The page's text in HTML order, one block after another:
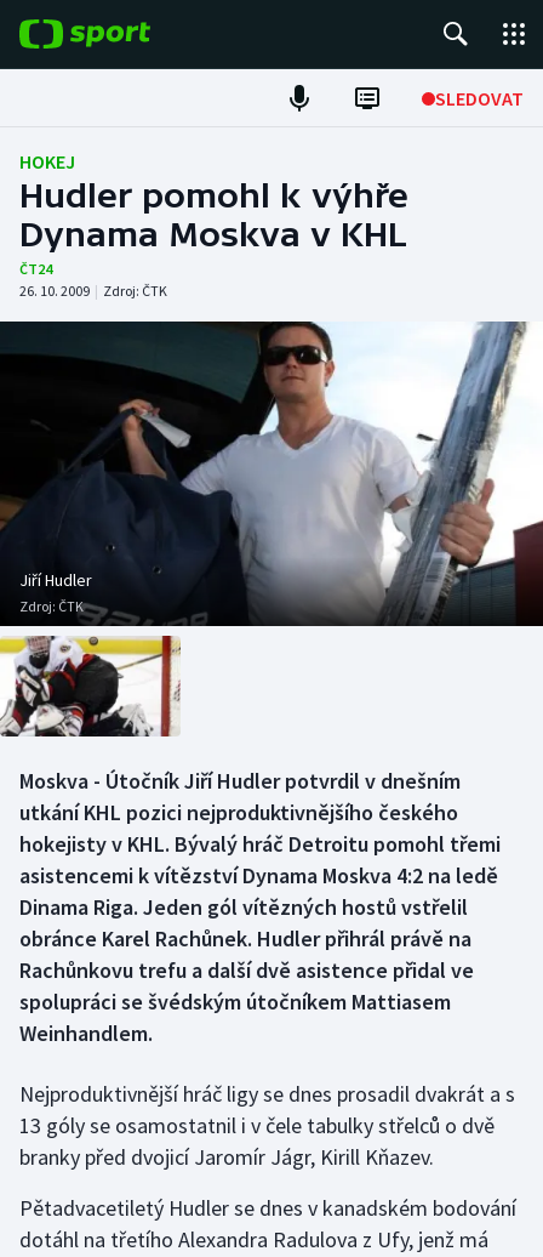
SLEDOVAT
Fotbal
Hokej
Tenis
Atletika
DALŠÍ SPORTY
Americký fotbal
Baseball a softbal
Basketbal
Biatlon
Boby a skeleton
Box
Curling
Dostihy
Florbal
Futsal
Golf
Gymnastika
Házená
NEPŘEHLÉDNĚTE
Historické návraty
Aplikace ČT sport
AZ kvíz
HOKEJ
Hudler pomohl k výhře
Dynama Moskva v KHL
ČT24
26. 10. 2009 | Zdroj: ČTK
Jiří Hudler
Zdroj: ČTK
Moskva - Útočník Jiří Hudler potvrdil v dnešním
utkání KHL pozici nejproduktivnějšího českého
hokejisty v KHL. Bývalý hráč Detroitu pomohl třemi
asistencemi k vítězství Dynama Moskva 4:2 na ledě
Dinama Riga. Jeden gól vítězných hostů vstřelil
obránce Karel Rachůnek. Hudler přihrál právě na
Rachůnkovu trefu a další dvě asistence přidal ve
spolupráci se švédským útočníkem Mattiasem
Weinhandlem.
Nejproduktivnější hráč ligy se dnes prosadil dvakrát a s
13 góly se osamostatnil i v čele tabulky střelců o dvě
branky před dvojicí Jaromír Jágr, Kirill Kňazev.
Pětadvacetiletý Hudler se dnes v kanadském bodování
dotáhl na třetího Alexandra Radulova z Ufy, jenž má